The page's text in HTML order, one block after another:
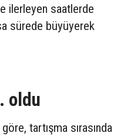
ilerleyen saatlerde
sürede büyüyerek
oldu
göre, tartışma sırasında